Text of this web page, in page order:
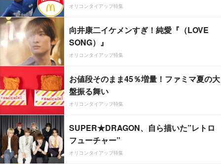
オリコンタイアップ特集
向井康二イケメンすぎ！純愛『（LOVE
SONG）』
オリコンタイアップ特集
お値段そのまま45％増量！ファミマ夏の大
盤振る舞い
オリコンタイアップ特集
SUPER★DRAGON、自ら描いた”レトロ
フューチャー”
オリコンタイアップ特集